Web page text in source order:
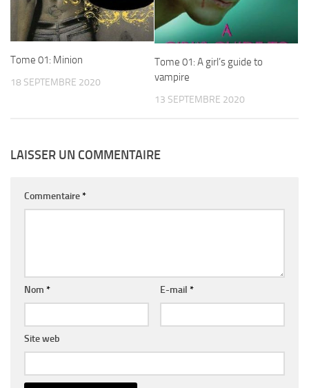
Tome 01: Minion
18 SEPTEMBRE 2020
Tome 01: A girl’s guide to
vampire
13 SEPTEMBRE 2020
LAISSER UN COMMENTAIRE
Commentaire*
Nom * E-mail *
Site web